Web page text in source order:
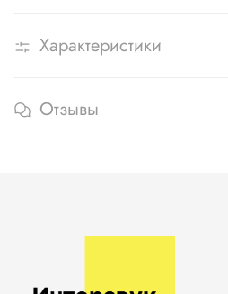
Характеристики
Отзывы